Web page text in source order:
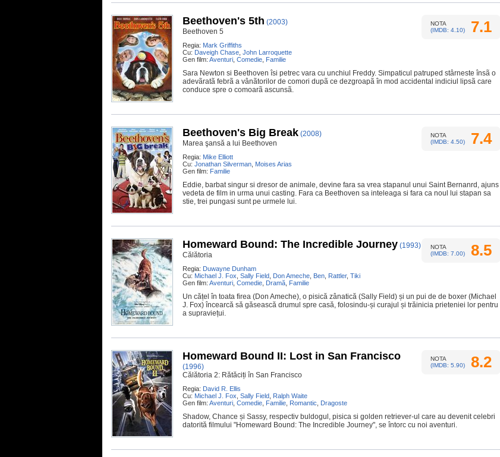
NOTA
(IMDB: 4.10)
7.1
Beethoven's 5th (2003)
Beethoven 5
Regia: Mark Griffiths
Cu: Daveigh Chase John Larroquette
Gen film: Aventuri Comedie Familie
Sara Newton si Beethoven îsi petrec vara cu unchiul Freddy. Simpaticul patruped stârneste însã o
adevãratã febrã a vânãtorilor de comori dupã ce dezgroapã în mod accidental indiciul lipsã care
conduce spre o comoarã ascunsã.
NOTA
(IMDB: 4.50)
7.4
Beethoven's Big Break (2008)
Marea şansă a lui Beethoven
Regia: Mike Elliott
Cu: Jonathan Silverman Moises Arias
Gen film: Familie
Eddie, barbat singur si dresor de animale, devine fara sa vrea stapanul unui Saint Bernanrd, ajuns
vedeta de film in urma unui casting. Fara ca Beethoven sa inteleaga si fara ca noul lui stapan sa
stie, trei pungasi sunt pe urmele lui.
NOTA
(IMDB: 7.00)
8.5
Homeward Bound: The Incredible Journey (1993)
Călătoria
Regia: Duwayne Dunham
Cu: Michael J. Fox Sally Field Don Ameche Ben Rattler, Tiki
Gen film: Aventuri Comedie Dramă Familie
Un cățel în toata firea (Don Ameche), o pisică zânatică (Sally Field) și un pui de de boxer (Michael
J. Fox) încearcă să găsească drumul spre casă, folosindu-și curajul și trăinicia prieteniei lor pentru
a supraviețui.
NOTA
(IMDB: 5.90)
8.2
Homeward Bound II: Lost in San Francisco
(1996)
Călătoria 2: Rătăciți în San Francisco
Regia: David R. Ellis
Cu: Michael J. Fox Sally Field Ralph Waite
Gen film: Aventuri Comedie Familie Romantic Dragoste
Shadow, Chance și Sassy, respectiv buldogul, pisica si golden retriever-ul care au devenit celebri
datorită filmului "Homeward Bound: The Incredible Journey", se întorc cu noi aventuri.